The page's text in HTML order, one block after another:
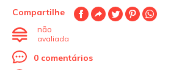
Compartilhe
não
avaliada
0 comentários